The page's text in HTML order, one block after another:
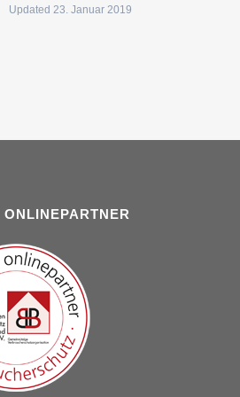
Updated 23. Januar 2019